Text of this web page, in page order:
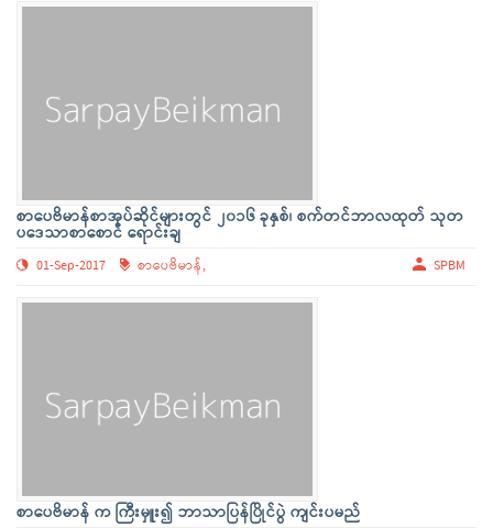
စာပေဗိမာန်စာအုပ်ဆိုင်များတွင် ၂၀၁၆ ခုနှစ်၊ စက်တင်ဘာလထုတ် သုတ
ပဒေသာစာစောင် ရောင်းချ
01-Sep-2017 စာပေဗိမာန်, SPBM
စာပေဗိမာန် က ကြီးမှူး၍ ဘာသာပြန်ပြိုင်ပွဲ ကျင်းပမည်